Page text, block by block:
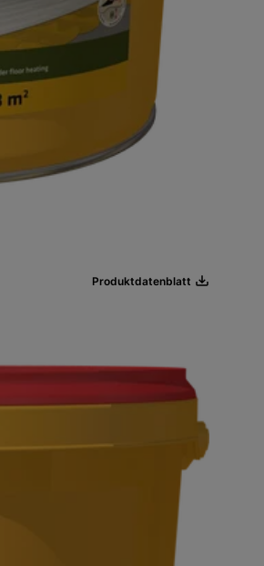
Produktdatenblatt